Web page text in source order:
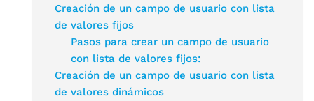
Creación de un campo de usuario con lista
de valores fijos
Pasos para crear un campo de usuario
con lista de valores fijos:
Creación de un campo de usuario con lista
de valores dinámicos